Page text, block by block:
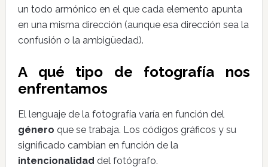
un todo armónico en el que cada elemento apunta
en una misma dirección (aunque esa dirección sea la
confusión o la ambigüedad).
A qué tipo de fotografía nos
enfrentamos
El lenguaje de la fotografía varía en función del
género que se trabaja. Los códigos gráficos y su
significado cambian en función de la
intencionalidad del fotógrafo.